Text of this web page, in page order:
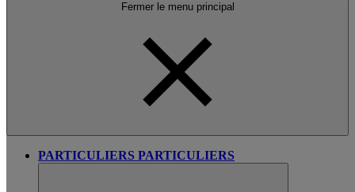
Fermer le menu principal
PARTICULIERS PARTICULIERS